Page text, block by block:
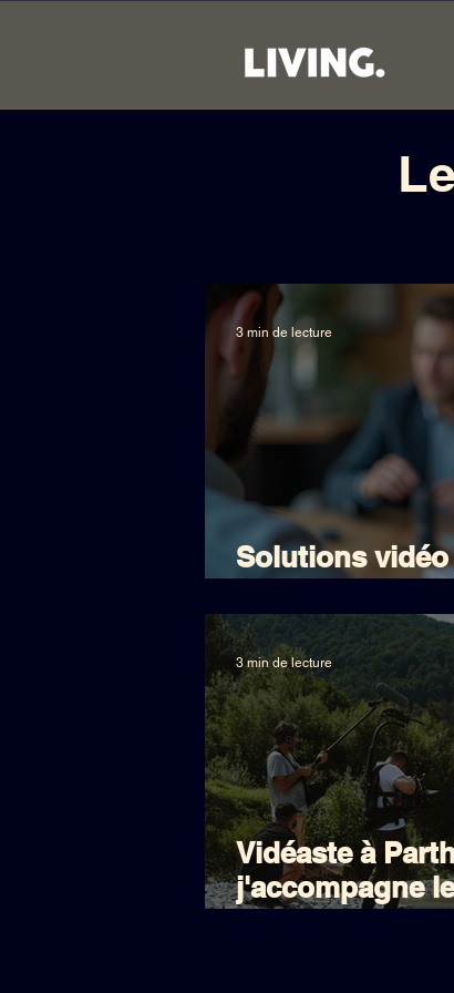
Solutions
3 min de lecture
Vidéaste à
j'accompagne
3 min de lecture